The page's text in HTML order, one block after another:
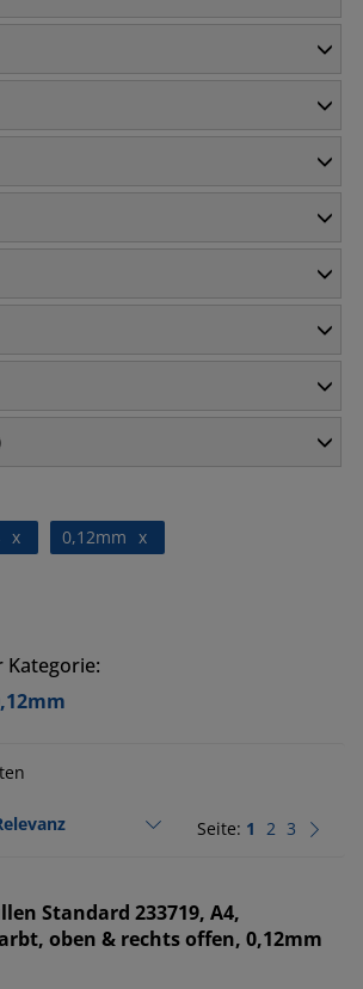
x x
0,12mm
Kategorie:
Seite: 1 2 3
Standard 233719, A4,
oben & rechts offen, 0,12mm